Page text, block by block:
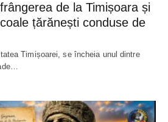
de la Timișoara și
țărănești conduse de
Timișoarei, se încheia unul dintre